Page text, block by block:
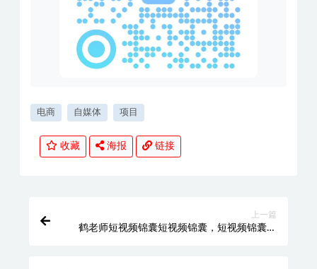
电商 自媒体 项目
收藏 海报 链接
上一篇
鹤老师短视频锦囊短视频锦囊，短视频锦囊妙